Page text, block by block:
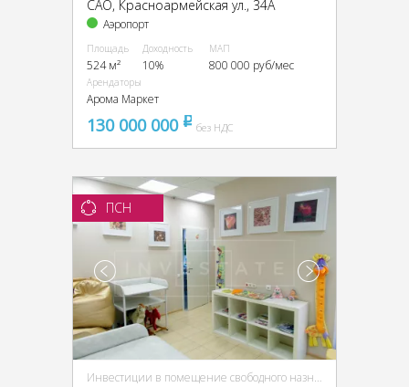
CАО, Красноармейская ул., 34А
Аэропорт
Площадь
524 м²
Доходность
10%
МАП
800 000 руб/мес
Арендаторы
Арома Маркет
130 000 000 pуббез НДС
ПСН
Инвестиции в помещение свободного назначения (ПСН)